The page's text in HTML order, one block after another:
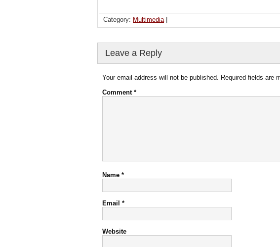
Category: Multimedia|
Leave a Reply
Your email address will not be published. Required fields are
Comment *
Name *
Email *
Website